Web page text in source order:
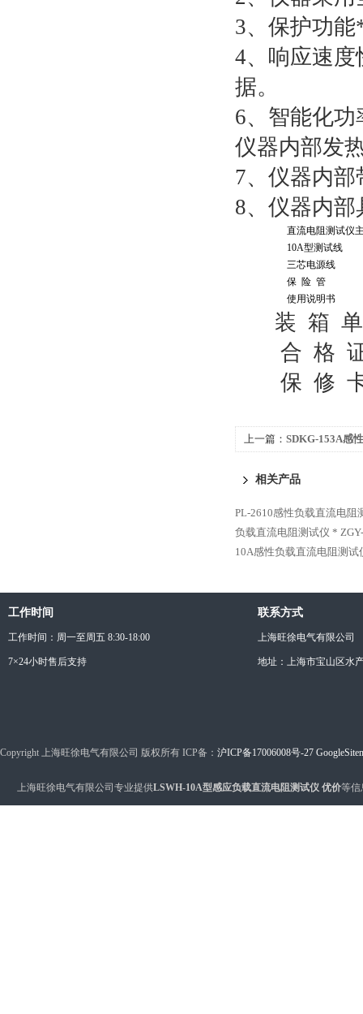
3、保护功
4、响应速
据。
6、智能化
仪器内部发
7、仪器内
8、仪器内
直流电阻测试仪
10A型测试线
三芯电源线
保 险 管
使用说明书
装
合
保
上一篇： SDKG-153A感
相关产品
PL-2610感性负载直流电阻
负载直流电阻测试仪 *
10A感性负载直流电阻测试
工作时间
工作时间：周一至周五 8:30-18:00
7×24小时售后支持
联系方式
上海旺徐电气有限公司
地址：上海市宝山区水
Copyright 上海旺徐电气有限公司 版权所有 ICP备： 沪ICP备17006008号-27
上海旺徐电气有限公司专业提供LSWH-10A型感应负载直流电阻测试仪 优价等信